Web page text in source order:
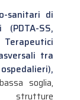
sanitari di
SS,
tra
soglia,
strutture